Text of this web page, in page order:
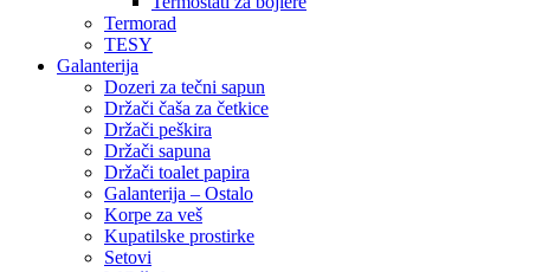
Termorad
TESY
Galanterija
Dozeri za tečni sapun
Držači čaša za četkice
Držači peškira
Držači sapuna
Držači toalet papira
Galanterija – Ostalo
Korpe za veš
Kupatilske prostirke
Setovi